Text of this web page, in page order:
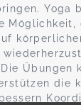
Yoga
Möglichkeit,
Übungen
die